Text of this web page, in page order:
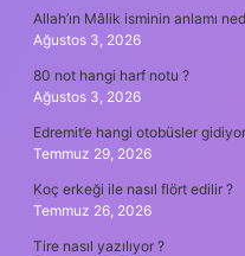
Allah’ın Mâlik isminin anlamı
Ağustos 3, 2026
80 not hangi harf notu ?
Ağustos 3, 2026
Edremit’e hangi otobüsler
Temmuz 29, 2026
Koç erkeği ile nasıl flört edilir ?
Temmuz 26, 2026
Tire nasıl yazılıyor ?